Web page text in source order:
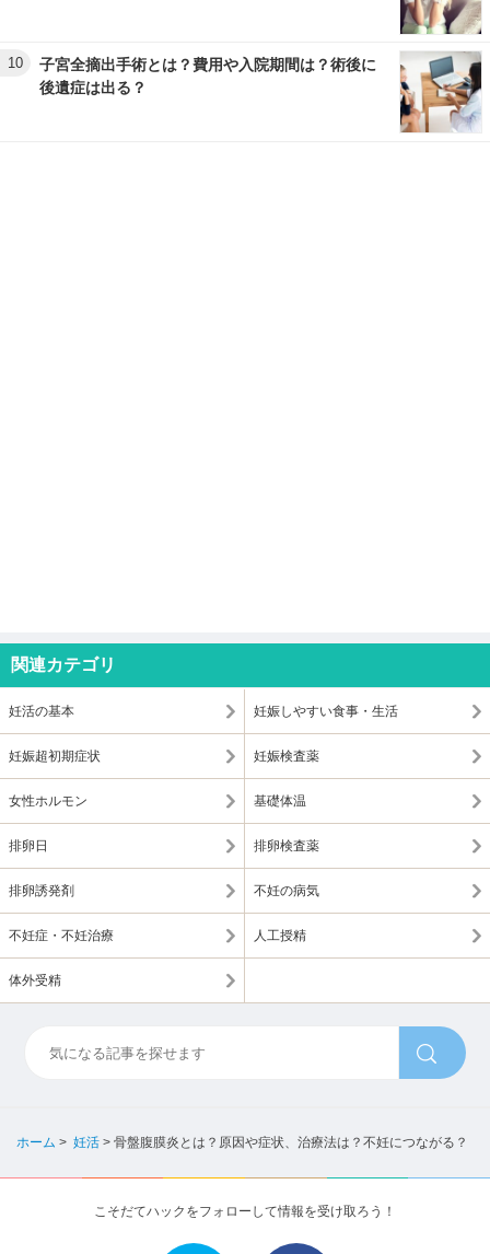
10
子宮全摘出手術とは？費用や入院期間は？術後に
後遺症は出る？
関連カテゴリ
妊活の基本 妊娠しやすい食事・生活
妊娠超初期症状 妊娠検査薬
女性ホルモン 基礎体温
排卵日 排卵検査薬
排卵誘発剤 不妊の病気
不妊症・不妊治療 人工授精
体外受精
ホーム > 妊活 > 骨盤腹膜炎とは？原因や症状、治療法は？不妊につながる？
こそだてハックをフォローして情報を受け取ろう！